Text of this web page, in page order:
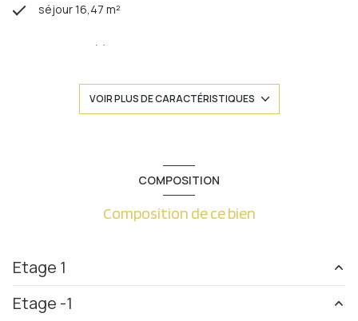
séjour 16,47 m²
1 chambre(s)
Chauffage collectif : chaudière (gaz)
VOIR PLUS DE CARACTÉRISTIQUES
COMPOSITION
Composition de ce bien
Etage 1
entrée
Etage -1